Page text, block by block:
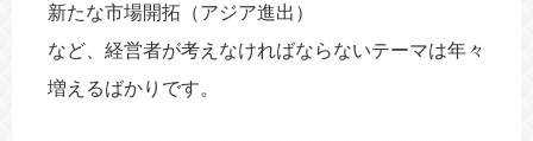
新たな市場開拓（アジア進出）
など、経営者が考えなければならないテーマは年々
増えるばかりです。